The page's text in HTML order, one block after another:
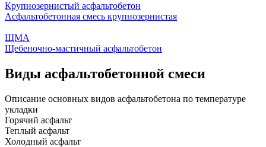
Крупнозернистый асфальтобетон
Асфальтобетонная смесь крупнозернистая
ЩМА
Щебеночно-мастичный асфальтобетон
Виды асфальтобетонной смеси
Описание основных видов асфальтобетона по температуре
укладки
Горячий асфальт
Теплый асфальт
Холодный асфальт